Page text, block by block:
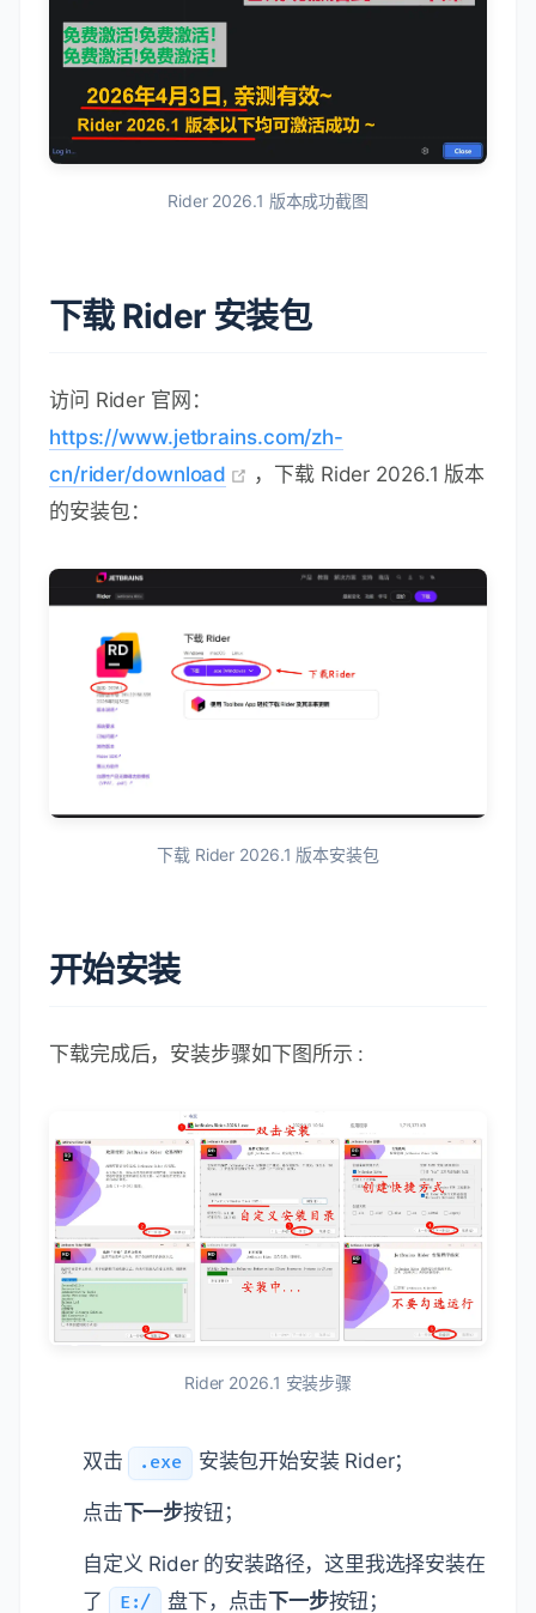
Rider 2026.1 版本成功截图
下载 Rider 安装包
访问 Rider 官网：
https://www.jetbrains.com/zh-
cn/rider/download
，下载 Rider 2026.1 版本
的安装包：
下载 Rider 2026.1 版本安装包
开始安装
下载完成后，安装步骤如下图所示 :
Rider 2026.1 安装步骤
双击 .exe 安装包开始安装 Rider；
点击下一步按钮；
自定义 Rider 的安装路径，这里我选择安装在
了
E:/ 盘下，点击下一步按钮；